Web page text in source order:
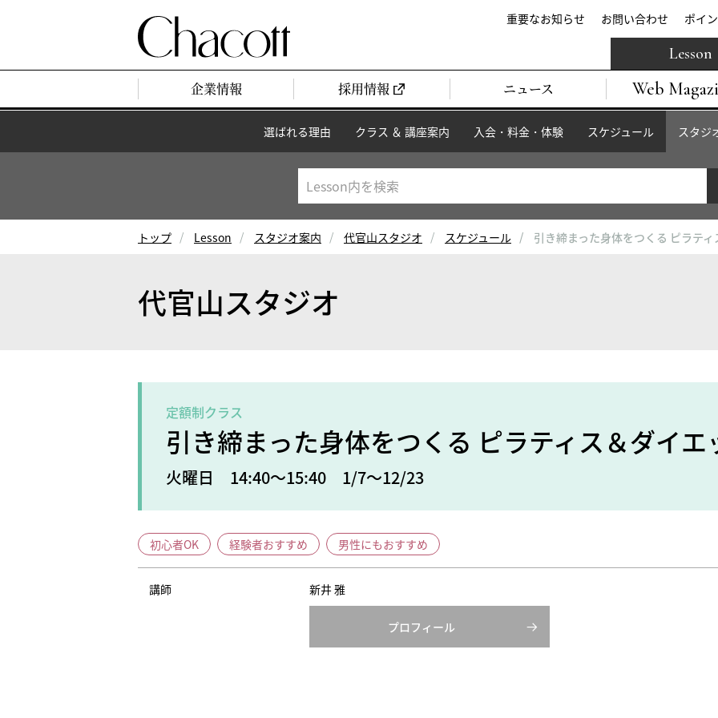
重要なお知らせ お問い合わせ ポイ
企業情報 採用情報 ニュース Web
Lesson
選ばれる理由 クラス ＆ 講座案内 入会・料金・体験 スケジュール スタジ
トップ Lesson スタジオ案内 代官山スタジオ スケジュール 引き締まった身体をつくる ピラテ
代官山スタジオ
定額制クラス
引き締まった身体をつくる ピラティス＆ダイエ
火曜日 14:40～15:40 1/7～12/23
初心者OK 経験者おすすめ 男性にもおすすめ
講師 新井 雅
プロフィール